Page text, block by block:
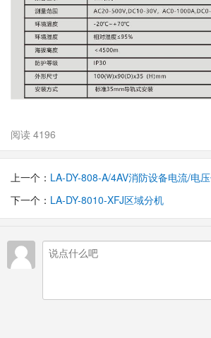
阅读 4196
上一个： LA-DY-808-A/4AV消防设备电流/电
下一个： LA-DY-8010-XFJ区域分机